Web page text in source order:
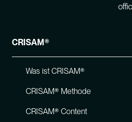
CRISAM®
Was ist CRISAM®
CRISAM® Methode
CRISAM® Content